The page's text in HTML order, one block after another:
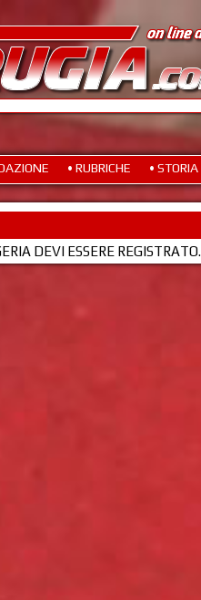
• RUBRICHE • STORIA
DEVI ESSERE REGISTRATO.